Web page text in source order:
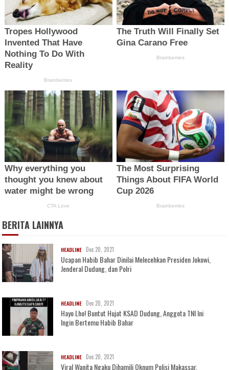
BERITA LAINNYA
HEADLINE Dec 20, 2021
Ucapan Habib Bahar Dinilai Melecehkan Presiden Jokowi,
Jenderal Dudung, dan Polri
HEADLINE Dec 20, 2021
Hayo Lho! Buntut Hujat KSAD Dudung, Anggota TNI Ini
Ingin Bertemu Habib Bahar
HEADLINE Dec 20, 2021
Viral Wanita Ngaku Dihamili Oknum Polisi Makassar,